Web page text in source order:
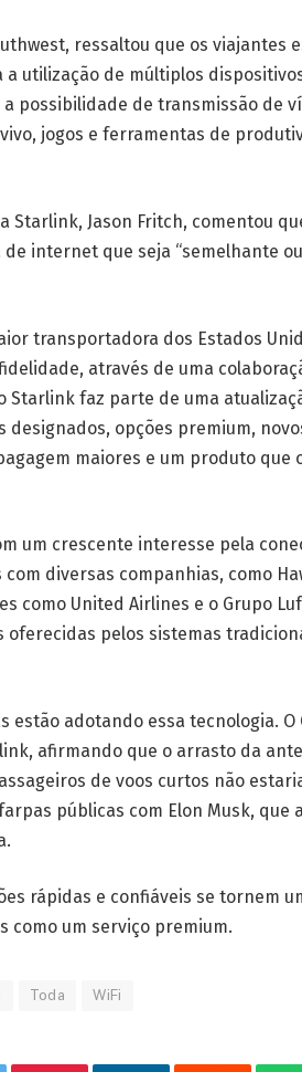
ressaltou que os viajantes
utilização de múltiplos
possibilidade de transmissão de
jogos e ferramentas de
Jason Fritch, comentou
internet que seja “semelhante
transportadora dos Estados
através de uma
Starlink faz parte de uma
opções premium,
maiores e um produto que
um crescente interesse pela
diversas companhias, como
como United Airlines e o Grupo
pelos sistemas
adotando essa tecnologia. O
afirmando que o arrasto da
de voos curtos não
públicas com Elon Musk, que
rápidas e confiáveis se tornem
como um serviço premium.
Toda WiFi